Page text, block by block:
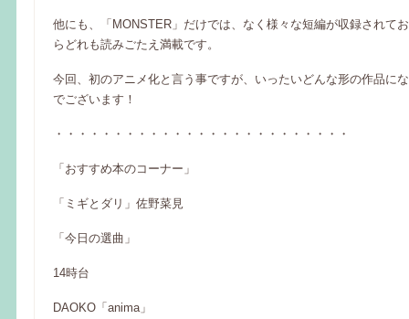
他にも、「MONSTER」だけでは、なく様々な短編が収録されて
らどれも読みごたえ満載です。
今回、初のアニメ化と言う事ですが、いったいどんな形の作品に
でございます！
・・・・・・・・・・・・・・・・・・・・・・・・・
「おすすめ本のコーナー」
「ミギとダリ」佐野菜見
「今日の選曲」
14時台
DAOKO「anima」